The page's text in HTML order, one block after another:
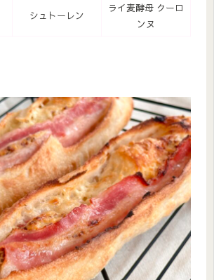
シュトーレン
ライ麦酵母 クーロ
ンヌ